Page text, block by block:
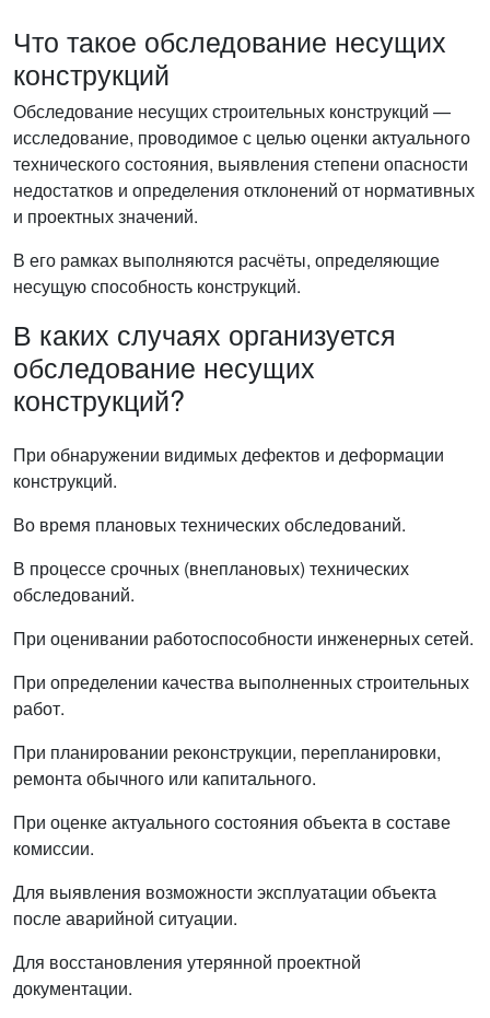
Что такое обследование несущих
конструкций
Обследование несущих строительных конструкций —
исследование, проводимое с целью оценки актуального
технического состояния, выявления степени опасности
недостатков и определения отклонений от нормативных
и проектных значений.
В его рамках выполняются расчёты, определяющие
несущую способность конструкций.
В каких случаях организуется
обследование несущих
конструкций?
При обнаружении видимых дефектов и деформации
конструкций.
Во время плановых технических обследований.
В процессе срочных (внеплановых) технических
обследований.
При оценивании работоспособности инженерных сетей.
При определении качества выполненных строительных
работ.
При планировании реконструкции, перепланировки,
ремонта обычного или капитального.
При оценке актуального состояния объекта в составе
комиссии.
Для выявления возможности эксплуатации объекта
после аварийной ситуации.
Для восстановления утерянной проектной
документации.